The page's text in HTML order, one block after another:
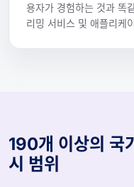
용자가 경험하는 것과 똑
리밍 서비스 및 애플리케
190개 이상의 국
시 범위